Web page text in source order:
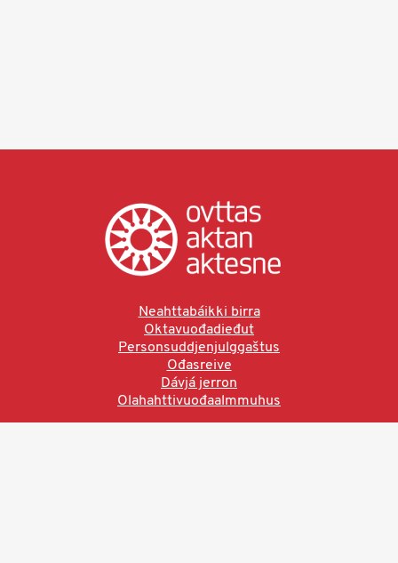
Neahttabáikki birra
Oktavuođadieđut
Personsuddjenjulggaštus
Ođasreive
Dávjá jerron
Olahahttivuođaalmmuhus